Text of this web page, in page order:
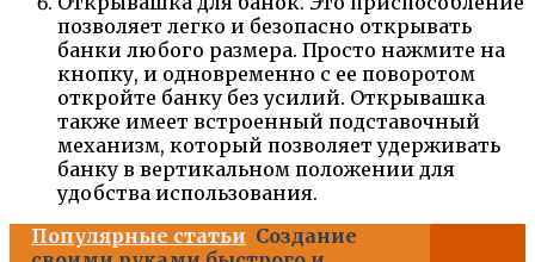
позволяет легко и безопасно открывать
банки любого размера. Просто нажмите на
кнопку, и одновременно с ее поворотом
откройте банку без усилий. Открывашка
также имеет встроенный подставочный
механизм, который позволяет удерживать
банку в вертикальном положении для
удобства использования.
Популярные статьи Создание